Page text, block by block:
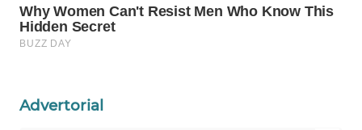
Advertorial
WAHANA
DESA
WISATA
WAHANA